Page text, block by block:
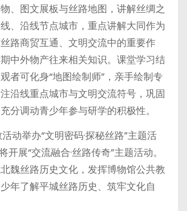
、图文展板与丝路地图，讲解丝绸之
、沿线节点城市，重点讲解大同作为
路商贸互通、文明交流中的重要作
中外物产往来相关知识。课堂学习结
者可化身“地图绘制师”，亲手绘制专
沿线重点城市与文明交流符号，巩固
分调动青少年参与研学的积极性。
动举办“文明密码·探秘丝路”主题活
展“交流融合·丝路传奇”主题活动。
魏丝路历史文化，发挥博物馆公共教
年了解平城丝路历史、筑牢文化自